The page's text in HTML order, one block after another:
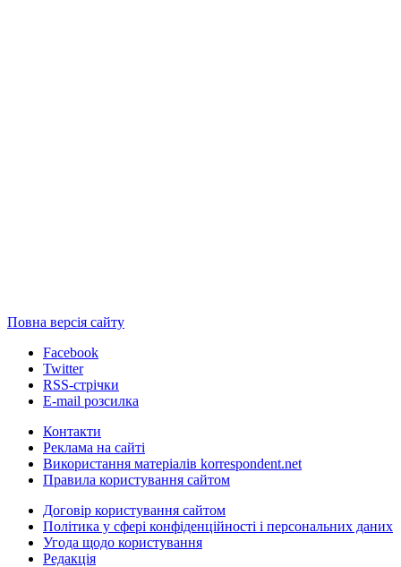
Повна версія сайту
Facebook
Twitter
RSS-стрічки
E-mail розсилка
Контакти
Реклама на сайті
Використання матеріалів korrespondent.net
Правила користування сайтом
Договір користування сайтом
Політика у сфері конфіденційності і персональних даних
Угода щодо користування
Редакція